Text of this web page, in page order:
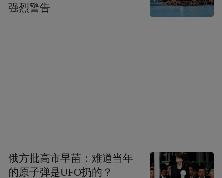
强烈警告
俄方批高市早苗：难道当年
的原子弹是UFO扔的？